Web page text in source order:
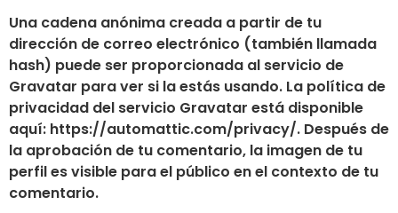
Una cadena anónima creada a partir de tu
dirección de correo electrónico (también llamada
hash) puede ser proporcionada al servicio de
Gravatar para ver si la estás usando. La política de
privacidad del servicio Gravatar está disponible
aquí: https://automattic.com/privacy/. Después de
la aprobación de tu comentario, la imagen de tu
perfil es visible para el público en el contexto de tu
comentario.